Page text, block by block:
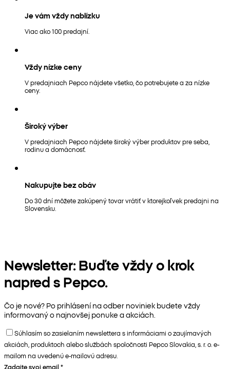
Je vám vždy nablízku
Viac ako 100 predajní.
Vždy nízke ceny
V predajniach Pepco nájdete všetko, čo potrebujete a za nízke
ceny.
Široký výber
V predajniach Pepco nájdete široký výber produktov pre seba,
rodinu a domácnosť.
Nakupujte bez obáv
Do 30 dní môžete zakúpený tovar vrátiť v ktorejkoľvek predajni na
Slovensku.
Newsletter: Buďte vždy o krok
napred s Pepco.
Čo je nové? Po prihlásení na odber noviniek budete vždy
informovaný o najnovšej ponuke a akciách.
Súhlasím so zasielaním newslettera s informáciami o zaujímavých
akciách, produktoch alebo službách spoločnosti Pepco Slovakia, s. r. o. e-
mailom na uvedenú e-mailovú adresu.
Zadajte svoj email *